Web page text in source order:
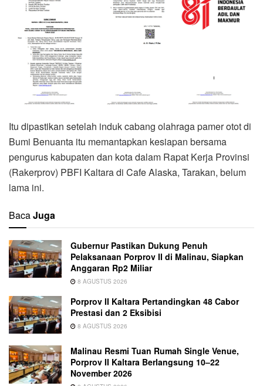
Itu dipastikan setelah induk cabang olahraga pamer otot di
Bumi Benuanta itu memantapkan kesiapan bersama
pengurus kabupaten dan kota dalam Rapat Kerja Provinsi
(Rakerprov) PBFI Kaltara di Cafe Alaska, Tarakan, belum
lama ini.
BacaJuga
Gubernur Pastikan Dukung Penuh
Pelaksanaan Porprov II di Malinau, Siapkan
Anggaran Rp2 Miliar
8 AGUSTUS 2026
Porprov II Kaltara Pertandingkan 48 Cabor
Prestasi dan 2 Eksibisi
8 AGUSTUS 2026
Malinau Resmi Tuan Rumah Single Venue,
Porprov II Kaltara Berlangsung 10–22
November 2026